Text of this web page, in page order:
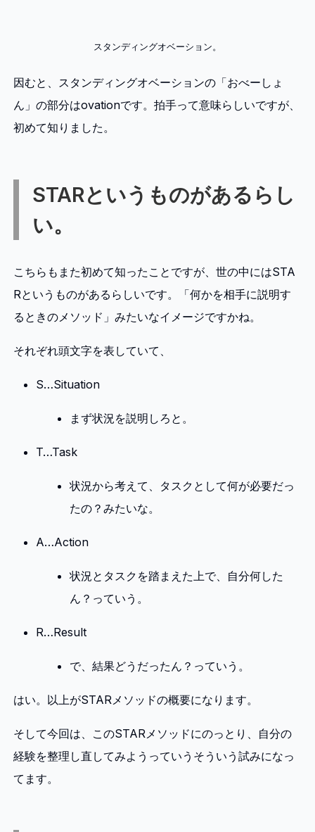
スタンディングオベーション。
因むと、スタンディングオベーションの「おべーしょ
ん」の部分はovationです。拍手って意味らしいですが、
初めて知りました。
STARというものがあるらし
い。
こちらもまた初めて知ったことですが、世の中にはSTA
Rというものがあるらしいです。「何かを相手に説明す
るときのメソッド」みたいなイメージですかね。
それぞれ頭文字を表していて、
S…Situation
まず状況を説明しろと。
T…Task
状況から考えて、タスクとして何が必要だっ
たの？みたいな。
A…Action
状況とタスクを踏まえた上で、自分何した
ん？っていう。
R…Result
で、結果どうだったん？っていう。
はい。以上がSTARメソッドの概要になります。
そして今回は、このSTARメソッドにのっとり、自分の
経験を整理し直してみようっていうそういう試みになっ
てます。